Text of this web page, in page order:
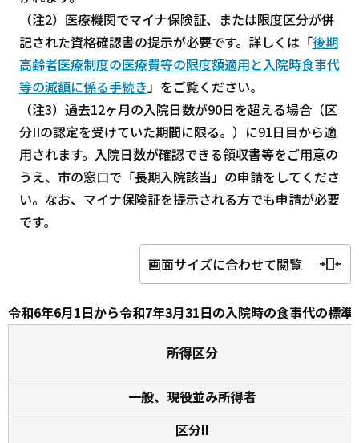
（注2）医療機関でマイナ保険証、または限度区分が併
記された資格確認書の提示が必要です。詳しくは「後期
高齢者医療制度の医療費等の限度額適用と入院時食事代
等の減額に係る手続き」をご覧ください。
（注3）過去12ヶ月の入院日数が90日を超える場合（区
分IIの認定を受けていた期間に限る。）に91日目から適
用されます。入院日数が確認できる領収書等をご用意の
うえ、市の窓口で「長期入院該当」の申請をしてくださ
い。なお、マイナ保険証を提示される方でも申請が必要
です。
画面サイズに合わせて閲覧
令和6年6月1日から令和7年3月31日の入院時の食事代の標準
所得区分
一般、現役並み所得者
区分II